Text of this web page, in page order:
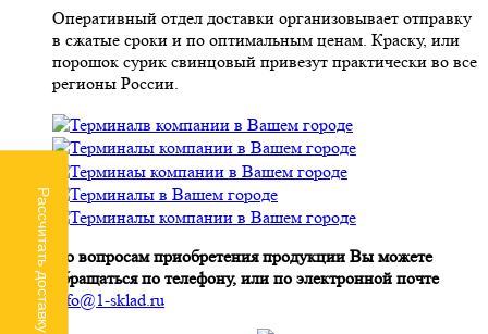
Оперативный отдел доставки организовывает отправку
в сжатые сроки и по оптимальным ценам. Краску, или
порошок сурик свинцовый привезут практически во все
регионы России.
По вопросам приобретения продукции Вы можете
обращаться по телефону, или по электронной почте
info@1-sklad.ru
Рассчитать доставку